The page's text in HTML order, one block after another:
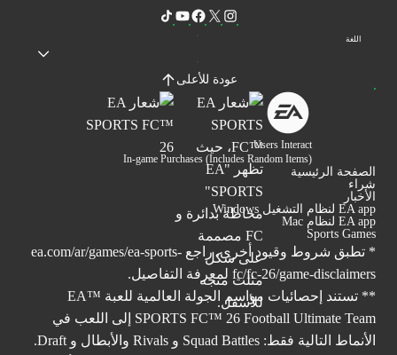
اللغة
عودة للأعلى
Users Interact
In-game Purchases (Includes Random Items)
الصفحة الرئيسية
شراء
الأخبار
EA app لنظام التشغيل Windows
EA app لنظام Mac
Sports Games
* تطبق شروط وقيود أخرى. راجع ea.com/ar/games/ea-sports-
fc/fc-26/game-disclaimers لمعرفة التفاصيل.
** تستند إحصائيات مواسم الجولة العالمية للعبة ™EA
SPORTS FC™ 26 Football Ultimate Team إلى اللعب في
الأنماط التالية فقط: Squad Battles و Rivals والأبطال و Draft.